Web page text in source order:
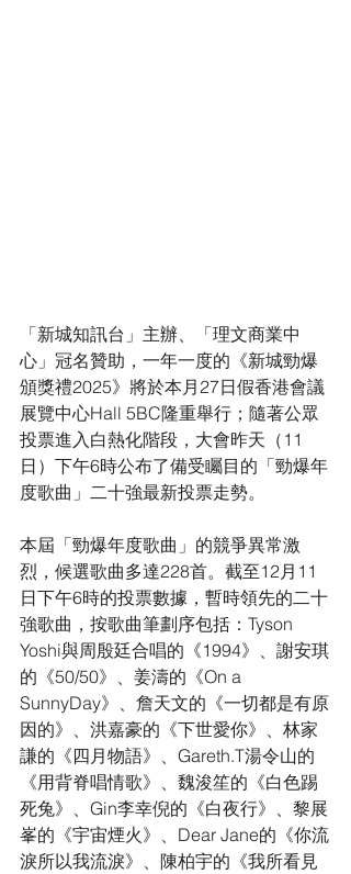
「新城知訊台」主辦、「理文商業中
心」冠名贊助，一年一度的《新城勁爆
頒獎禮2025》將於本月27日假香港會議
展覽中心Hall 5BC隆重舉行；隨著公眾
投票進入白熱化階段，大會昨天（11
日）下午6時公布了備受矚目的「勁爆年
度歌曲」二十強最新投票走勢。
本屆「勁爆年度歌曲」的競爭異常激
烈，候選歌曲多達228首。截至12月11
日下午6時的投票數據，暫時領先的二十
強歌曲，按歌曲筆劃序包括：Tyson
Yoshi與周殷廷合唱的《1994》、謝安琪
的《50/50》、姜濤的《On a
SunnyDay》、詹天文的《一切都是有原
因的》、洪嘉豪的《下世愛你》、林家
謙的《四月物語》、Gareth.T湯令山的
《用背脊唱情歌》、魏浚笙的《白色踢
死兔》、Gin李幸倪的《白夜行》、黎展
峯的《宇宙煙火》、Dear Jane的《你流
淚所以我流淚》、陳柏宇的《我所看見